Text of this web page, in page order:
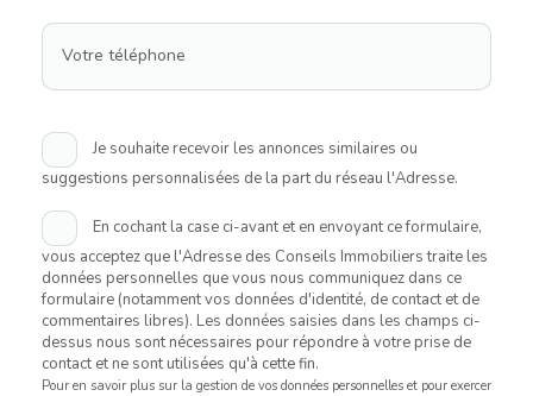
Votre téléphone
Je souhaite recevoir les annonces similaires ou
suggestions personnalisées de la part du réseau l'Adresse.
En cochant la case ci-avant et en envoyant ce formulaire,
vous acceptez que l'Adresse des Conseils Immobiliers traite les
données personnelles que vous nous communiquez dans ce
formulaire (notamment vos données d'identité, de contact et de
commentaires libres). Les données saisies dans les champs ci-
dessus nous sont nécessaires pour répondre à votre prise de
contact et ne sont utilisées qu'à cette fin.
Pour en savoir plus sur la gestion de vos données personnelles et pour exercer